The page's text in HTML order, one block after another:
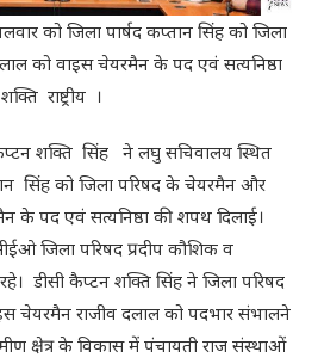
को जिला पार्षद कप्तान सिंह को जिला
को वाइस चेयरमैन के पद एवं सत्यनिष्ठा
राष्ट्रीय ।
शक्ति सिंह ने लघु सचिवालय स्थित
सिंह को जिला परिषद के चेयरमैन और
के पद एवं सत्यनिष्ठा की शपथ दिलाई।
जिला परिषद प्रदीप कौशिक व
डीसी कैप्टन शक्ति सिंह ने जिला परिषद
चेयरमैन राजीव दलाल को पदभार संभालने
क्षेत्र के विकास में पंचायती राज संस्थाओं